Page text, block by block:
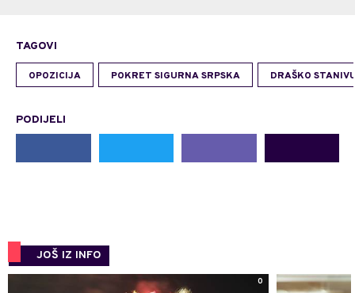
TAGOVI
OPOZICIJA POKRET SIGURNA SRPSKA DRAŠKO
PODIJELI
JOŠ IZ INFO
0